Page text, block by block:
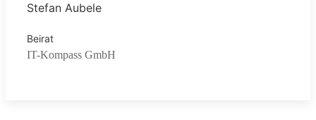
Stefan Aubele
Beirat
IT-Kompass GmbH